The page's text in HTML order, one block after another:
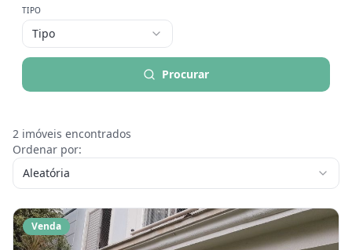
TIPO
Tipo
Procurar
2 imóveis encontrados
Ordenar por:
Aleatória
Venda